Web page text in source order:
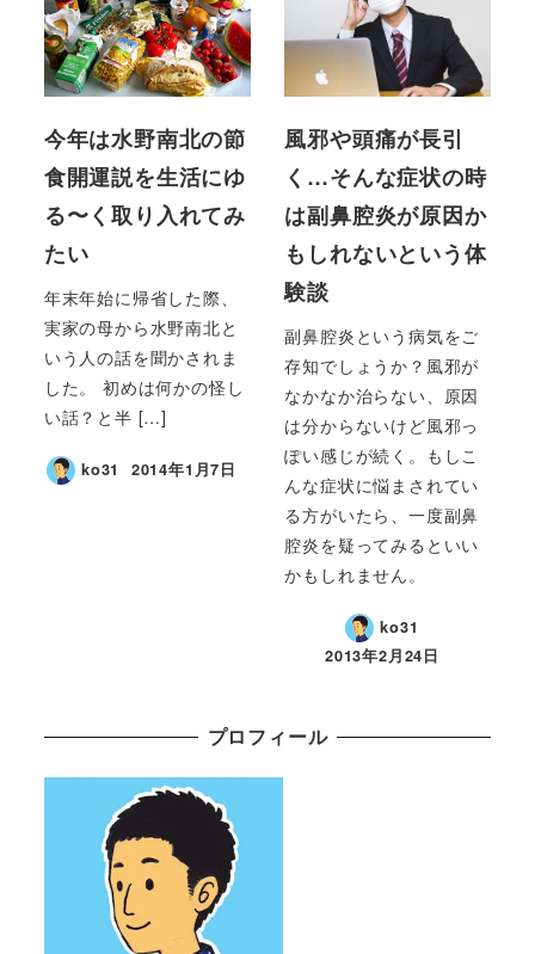
今年は水野南北の節
食開運説を生活にゆ
る〜く取り入れてみ
たい
年末年始に帰省した際、
実家の母から水野南北と
いう人の話を聞かされま
した。 初めは何かの怪し
い話？と半 […]
ko31 2014年1月7日
風邪や頭痛が長引
く…そんな症状の時
は副鼻腔炎が原因か
もしれないという体
験談
副鼻腔炎という病気をご
存知でしょうか？風邪が
なかなか治らない、原因
は分からないけど風邪っ
ぽい感じが続く。もしこ
んな症状に悩まされてい
る方がいたら、一度副鼻
腔炎を疑ってみるといい
かもしれません。
ko31
2013年2月24日
プロフィール